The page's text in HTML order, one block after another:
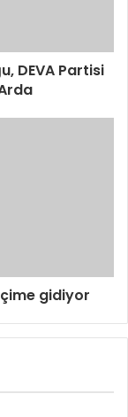
DEVA Partisi
gidiyor